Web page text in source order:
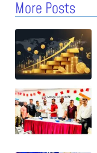
More Posts